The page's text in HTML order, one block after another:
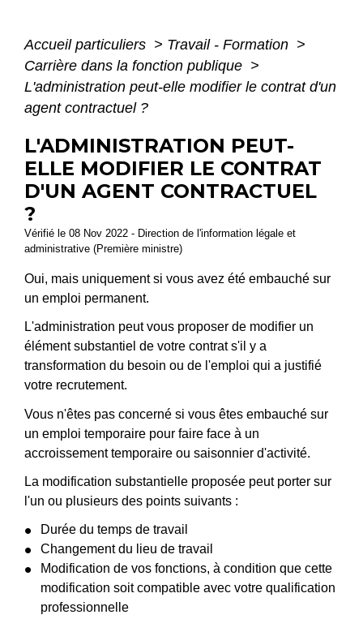
Accueil particuliers > Travail - Formation >
Carrière dans la fonction publique >
L'administration peut-elle modifier le contrat d'un
agent contractuel ?
L'ADMINISTRATION PEUT-
ELLE MODIFIER LE CONTRAT
D'UN AGENT CONTRACTUEL
?
Vérifié le 08 Nov 2022 - Direction de l'information légale et
administrative (Première ministre)
Oui, mais uniquement si vous avez été embauché sur
un emploi permanent.
L'administration peut vous proposer de modifier un
élément substantiel de votre contrat s'il y a
transformation du besoin ou de l'emploi qui a justifié
votre recrutement.
Vous n'êtes pas concerné si vous êtes embauché sur
un emploi temporaire pour faire face à un
accroissement temporaire ou saisonnier d'activité.
La modification substantielle proposée peut porter sur
l'un ou plusieurs des points suivants :
Durée du temps de travail
Changement du lieu de travail
Modification de vos fonctions, à condition que cette
modification soit compatible avec votre qualification
professionnelle